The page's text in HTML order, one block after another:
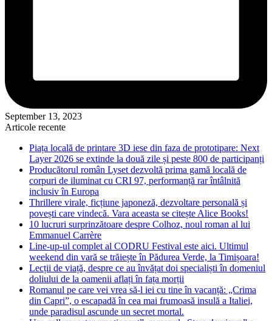
September 13, 2023
Articole recente
Piața locală de printare 3D iese din faza de prototipare: Next
Layer 2026 se extinde la două zile și peste 800 de participanți
Producătorul român Lyset dezvoltă prima gamă locală de
corpuri de iluminat cu CRI 97, performanță rar întâlnită
inclusiv în Europa
Thrillere virale, ficțiune japoneză, dezvoltare personală și
povești care vindecă. Vara aceasta se citește Alice Books!
10 lucruri surprinzătoare despre Colhoz, noul roman al lui
Emmanuel Carrère
Line-up-ul complet al CODRU Festival este aici. Ultimul
weekend din vară se trăiește în Pădurea Verde, la Timișoara!
Lecții de viață, despre ce au învățat doi specialiști în domeniul
doliului de la oamenii aflați în fața morții
Romanul pe care vei vrea să-l iei cu tine în vacanță: „Crima
din Capri”, o escapadă în cea mai frumoasă insulă a Italiei,
unde paradisul ascunde un secret mortal.